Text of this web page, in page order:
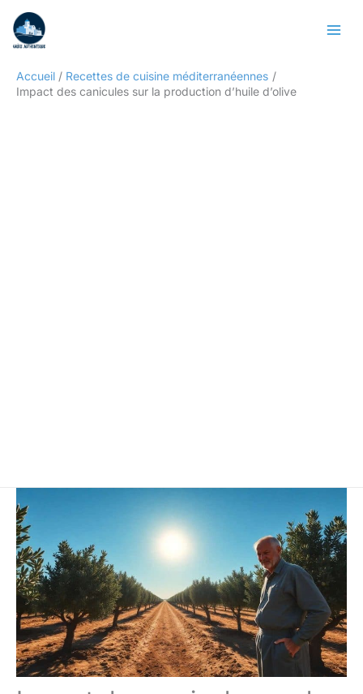
contenu
Accueil
Recettes de cuisine méditerranéennes
Impact des canicules sur la production d’huile d’olive
Rechercher